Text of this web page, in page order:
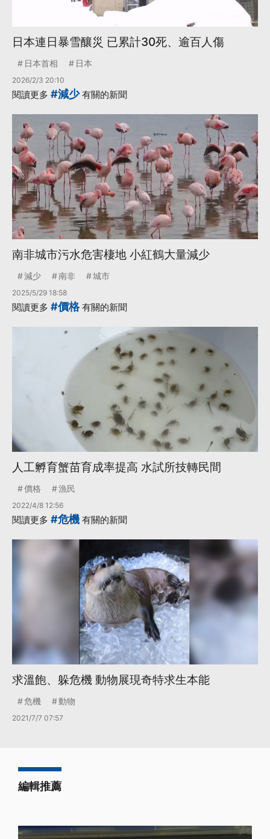
日本連日暴雪釀災 已累計30死、逾百人傷
日本首相 日本
2026/2/3 20:10
閱讀更多 #減少有關的新聞
南非城市污水危害棲地 小紅鶴大量減少
減少 南非 城市
2025/5/29 18:58
閱讀更多 #價格有關的新聞
人工孵育蟹苗育成率提高 水試所技轉民間
價格 漁民
2022/4/8 12:56
閱讀更多 #危機 有關的新聞
求溫飽、躲危機 動物展現奇特求生本能
危機 動物
2021/7/7 07:57
編輯推薦